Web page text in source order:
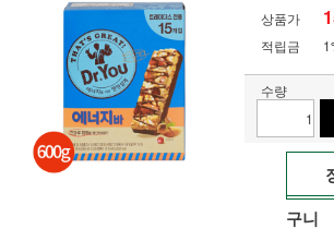
상품가
적립금
수량
구니